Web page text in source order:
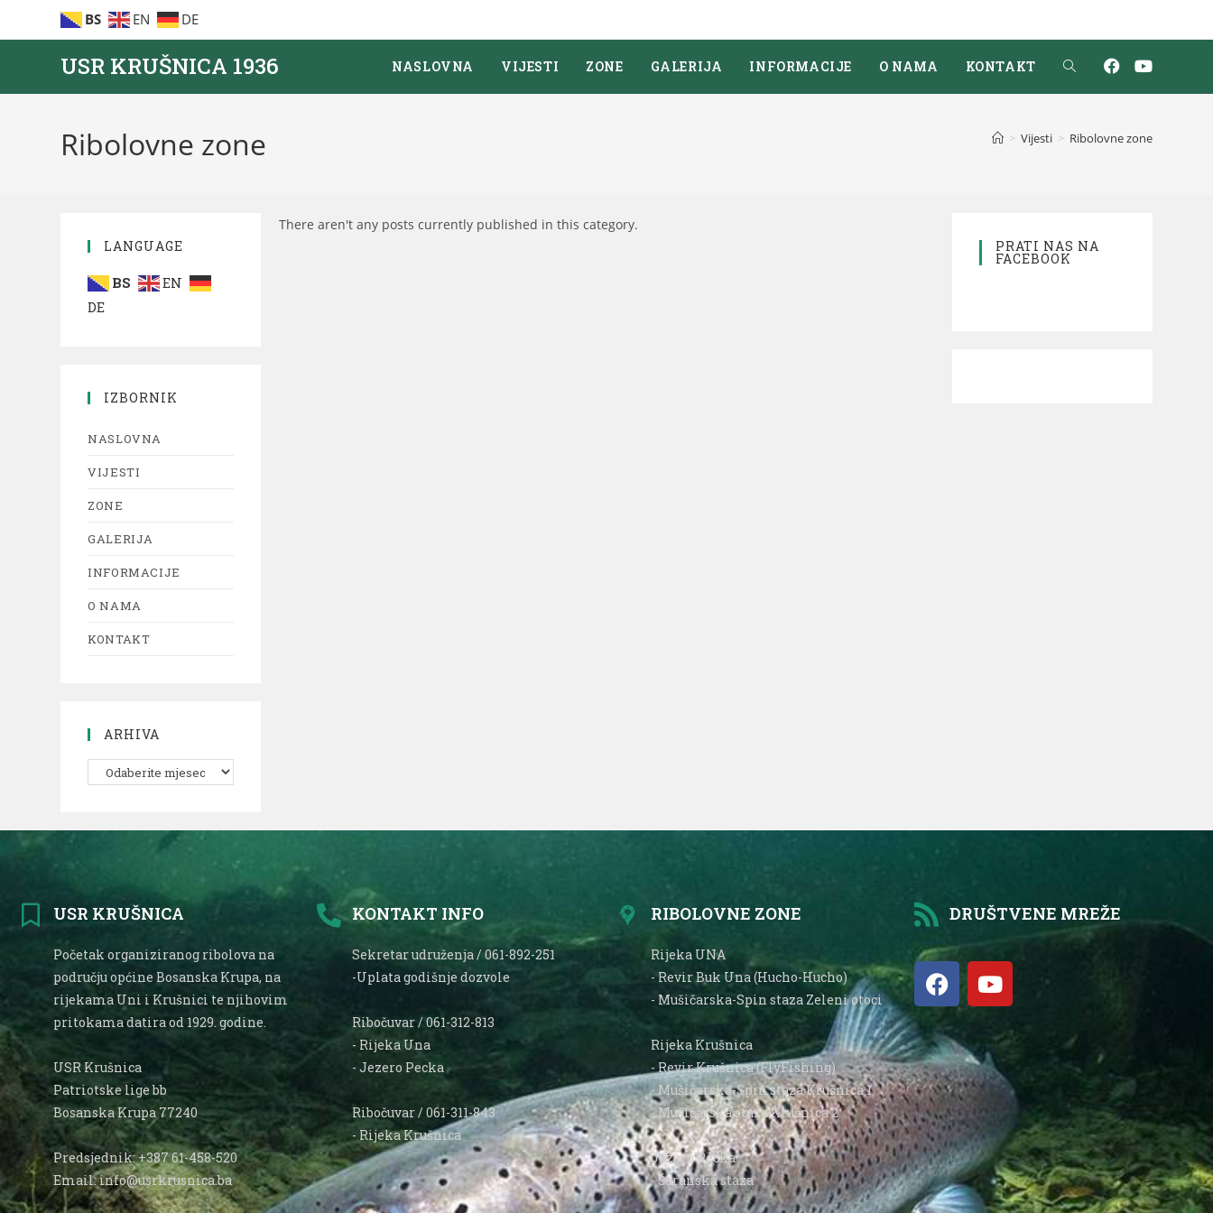
BS EN DE
USR KRUŠNICA 1936 NASLOVNA VIJESTI ZONE GALERIJA INFORMACIJE O NAMA KONTAKT
Ribolovne zone > Vijesti > Ribolovne zone
There aren't any posts currently published in this category.
LANGUAGE
BS
EN
DE
IZBORNIK
NASLOVNA
VIJESTI
ZONE
GALERIJA
INFORMACIJE
O NAMA
KONTAKT
ARHIVA
PRATI NAS NA
FACEBOOK
USR KRUŠNICA
Početak organiziranog ribolova na
području općine Bosanska Krupa, na
rijekama Uni i Krušnici te njihovim
pritokama datira od 1929. godine.
USR Krušnica
Patriotske lige bb
Bosanska Krupa 77240
Predsjednik: +387 61-458-520
Email: info@usrkrusnica.ba
KONTAKT INFO
Sekretar udruženja / 061-892-251
-Uplata godišnje dozvole
Ribočuvar / 061-312-813
- Rijeka Una
- Jezero Pecka
Ribočuvar / 061-311-843
- Rijeka Krušnica
RIBOLOVNE ZONE
Rijeka UNA
- Revir Buk Una (Hucho-Hucho)
- Mušičarska-Spin staza Zeleni otoci
Rijeka Krušnica
- Revir Krušnica (FlyFishing)
- Mušičarska-Spin staza Krušnica 1
- Mušičarska staza Krušnica 2
Jezero Pecka
- Šaranska staza
DRUŠTVENE MREŽE